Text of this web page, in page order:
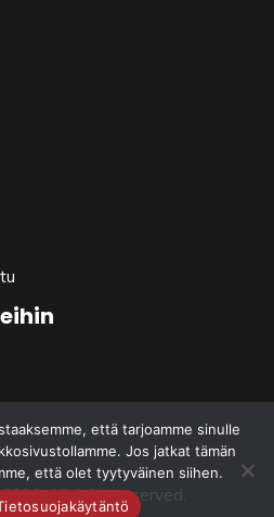
All rights reserved.
että tarjoamme sinulle
Jos jatkat tämän
että olet tyytyväinen siihen.